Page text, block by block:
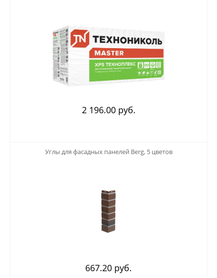
2 196.00 руб.
Углы для фасадных панелей Berg, 5 цветов
667.20 руб.